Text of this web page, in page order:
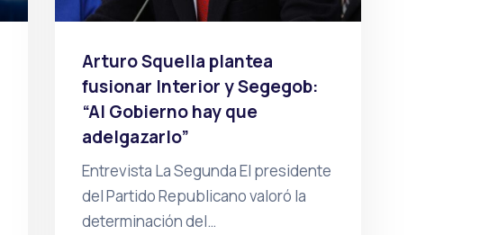
Arturo Squella plantea
fusionar Interior y Segegob:
“Al Gobierno hay que
adelgazarlo”
Entrevista La Segunda El presidente
del Partido Republicano valoró la
determinación del…